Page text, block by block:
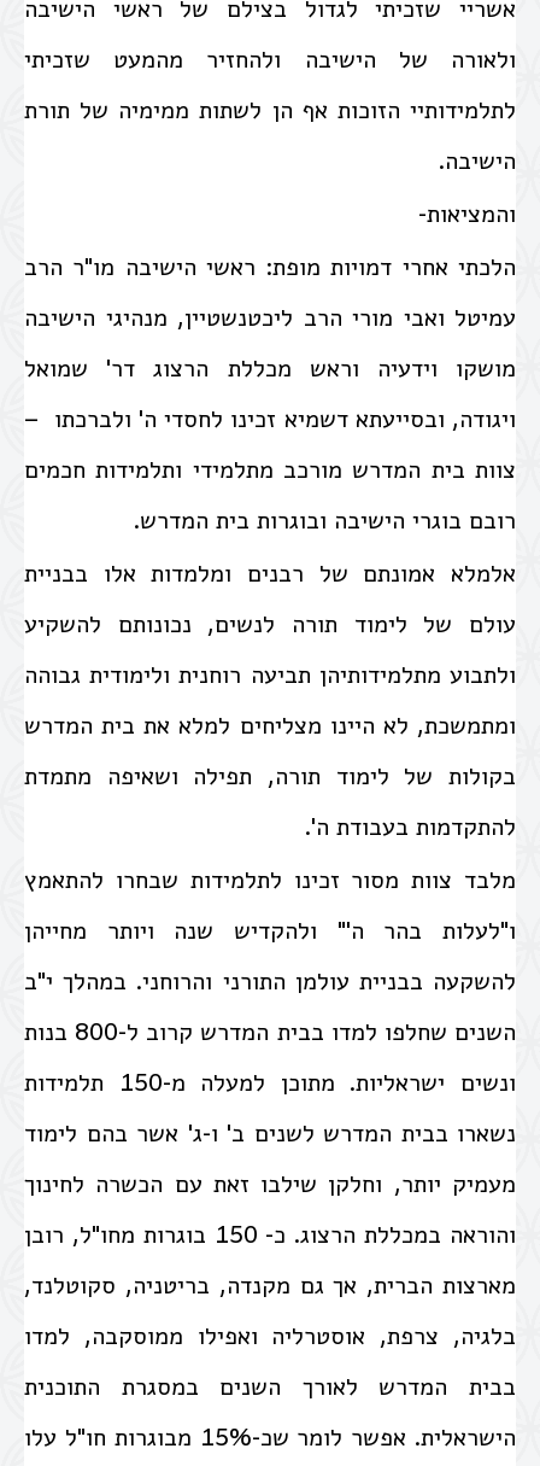
אשריי שזכיתי לגדול בצילם של ראשי הישיבה
ולאורה של הישיבה ולהחזיר מהמעט שזכיתי
לתלמידותיי הזוכות אף הן לשתות ממימיה של תורת
הישיבה.
והמציאות-
הלכתי אחרי דמויות מופת: ראשי הישיבה מו"ר הרב
עמיטל ואבי מורי הרב ליכטנשטיין, מנהיגי הישיבה
מושקו וידעיה וראש מכללת הרצוג דר' שמואל
ויגודה, ובסייעתא דשמיא זכינו לחסדי ה' ולברכתו –
צוות בית המדרש מורכב מתלמידי ותלמידות חכמים
רובם בוגרי הישיבה ובוגרות בית המדרש.
אלמלא אמונתם של רבנים ומלמדות אלו בבניית
עולם של לימוד תורה לנשים, נכונותם להשקיע
ולתבוע מתלמידותיהן תביעה רוחנית ולימודית גבוהה
ומתמשכת, לא היינו מצליחים למלא את בית המדרש
בקולות של לימוד תורה, תפילה ושאיפה מתמדת
להתקדמות בעבודת ה'.
מלבד צוות מסור זכינו לתלמידות שבחרו להתאמץ
ו"לעלות בהר ה'" ולהקדיש שנה ויותר מחייהן
להשקעה בבניית עולמן התורני והרוחני. במהלך י"ב
השנים שחלפו למדו בבית המדרש קרוב ל-800 בנות
ונשים ישראליות. מתוכן למעלה מ-150 תלמידות
נשארו בבית המדרש לשנים ב' ו-ג' אשר בהם לימוד
מעמיק יותר, וחלקן שילבו זאת עם הכשרה לחינוך
והוראה במכללת הרצוג. כ- 150 בוגרות מחו"ל, רובן
מארצות הברית, אך גם מקנדה, בריטניה, סקוטלנד,
בלגיה, צרפת, אוסטרליה ואפילו ממוסקבה, למדו
בבית המדרש לאורך השנים במסגרת התוכנית
הישראלית. אפשר לומר שכ-15% מבוגרות חו"ל עלו